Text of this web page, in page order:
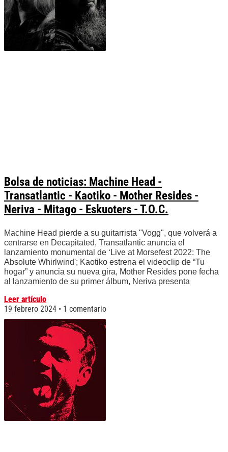
Bolsa de noticias: Machine Head -
Transatlantic - Kaotiko - Mother Resides -
Neriva - Mitago - Eskuoters - T.O.C.
Machine Head pierde a su guitarrista "Vogg", que volverá a
centrarse en Decapitated, Transatlantic anuncia el
lanzamiento monumental de ‘Live at Morsefest 2022: The
Absolute Whirlwind'; Kaotiko estrena el videoclip de “Tu
hogar” y anuncia su nueva gira, Mother Resides pone fecha
al lanzamiento de su primer álbum, Neriva presenta
Leer artículo
19 febrero 2024
1 comentario